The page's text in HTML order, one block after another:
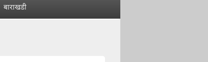
बाराखडी